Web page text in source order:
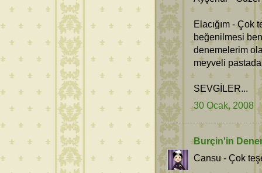
Elacığım - Çok
beğenilmesi
denemelerim
meyveli
SEVGİLER...
30 Ocak, 2008
Burçin'in
Cansu - Çok